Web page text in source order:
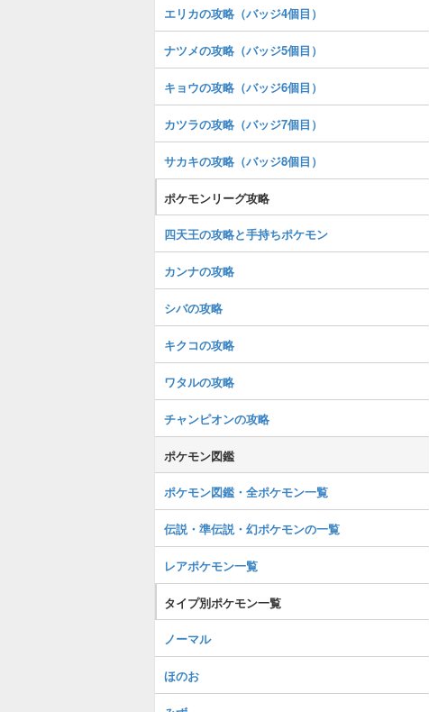
エリカの攻略（バッジ4個目）
ナツメの攻略（バッジ5個目）
キョウの攻略（バッジ6個目）
カツラの攻略（バッジ7個目）
サカキの攻略（バッジ8個目）
ポケモンリーグ攻略
四天王の攻略と手持ちポケモン
カンナの攻略
シバの攻略
キクコの攻略
ワタルの攻略
チャンピオンの攻略
ポケモン図鑑
ポケモン図鑑・全ポケモン一覧
伝説・準伝説・幻ポケモンの一覧
レアポケモン一覧
タイプ別ポケモン一覧
ノーマル
ほのお